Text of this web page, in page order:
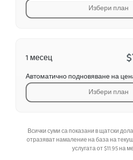
1 месец $
Автоматично подновяване на
Избери план
Избери план
Всички суми са показани в щатски
отразяват намаление на база на
услугата от$11.95на